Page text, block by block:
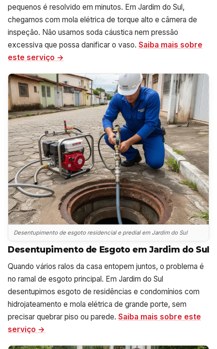
pequenos é resolvido em minutos. Em Jardim do Sul,
chegamos com mola elétrica de torque alto e câmera de
inspeção. Não usamos soda cáustica nem pressão
excessiva que possa danificar o vaso. Saiba mais sobre
este serviço →
Desentupimento de esgoto residencial e predial em Jardim do Sul
Desentupimento de Esgoto em Jardim do Sul
Quando vários ralos da casa entopem juntos, o problema é
no ramal de esgoto principal. Em Jardim do Sul
desentupimos esgoto de residências e condomínios com
hidrojateamento e mola elétrica de grande porte, sem
precisar quebrar piso ou parede. Saiba mais sobre este
serviço →